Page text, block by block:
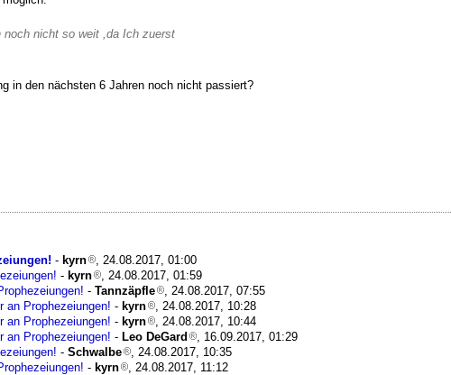
noch nicht so weit ,da Ich zuerst
in den nächsten 6 Jahren noch nicht passiert?
- kyrn
, 24.08.2017, 01:00
- kyrn
, 24.08.2017, 01:59
- Tannzäpfle
, 24.08.2017, 07:55
an Prophezeiungen! - kyrn
, 24.08.2017, 10:28
an Prophezeiungen! - kyrn
, 24.08.2017, 10:44
an Prophezeiungen! - Leo DeGard
, 16.09.2017, 01:29
- Schwalbe
, 24.08.2017, 10:35
- kyrn
, 24.08.2017, 11:12